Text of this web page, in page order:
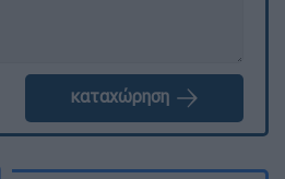
καταχώρηση